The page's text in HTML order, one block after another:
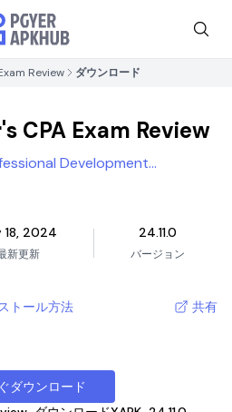
Review ダウンロード
CPA Exam Review
Development
18, 2024
新更新
24.11.0
バージョン
トール方法 共有
ダウンロード